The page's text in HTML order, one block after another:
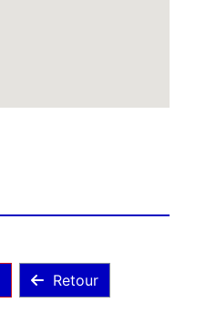
Retour